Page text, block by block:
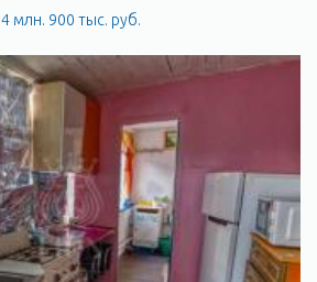
4 млн. 900 тыс. руб.